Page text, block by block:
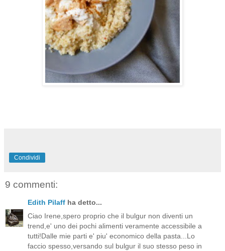
Condividi
9 commenti:
Edith Pilaff ha detto...
Ciao Irene,spero proprio che il bulgur non diventi un
trend,e' uno dei pochi alimenti veramente accessibile a
tutti!Dalle mie parti e' piu' economico della pasta...Lo
faccio spesso,versando sul bulgur il suo stesso peso in